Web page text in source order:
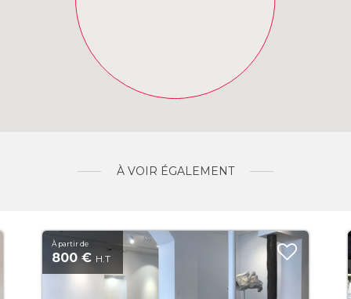
À VOIR ÉGALEMENT
À partir de
800 € H.T